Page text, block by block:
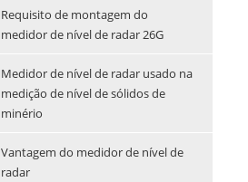
Requisito de montagem do
medidor de nível de radar 26G
Medidor de nível de radar usado na
medição de nível de sólidos de
minério
Vantagem do medidor de nível de
radar